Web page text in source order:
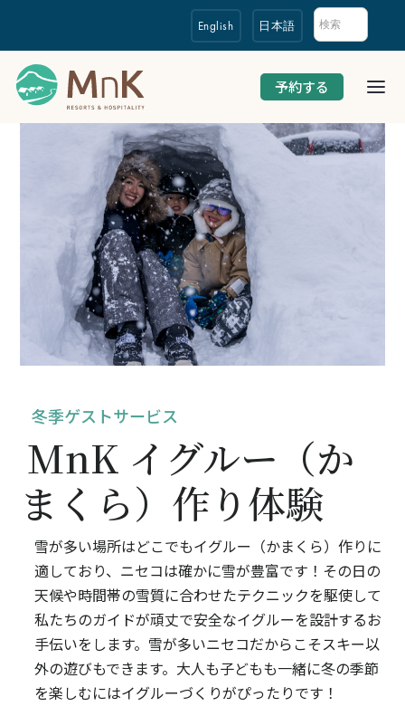
English 日本語
予約する
冬季ゲストサービス
MnK イグルー（か
まくら）作り体験
雪が多い場所はどこでもイグルー（かまくら）作りに
適しており、ニセコは確かに雪が豊富です！その日の
天候や時間帯の雪質に合わせたテクニックを駆使して
私たちのガイドが頑丈で安全なイグルーを設計するお
手伝いをします。雪が多いニセコだからこそスキー以
外の遊びもできます。大人も子どもも一緒に冬の季節
を楽しむにはイグルーづくりがぴったりです！